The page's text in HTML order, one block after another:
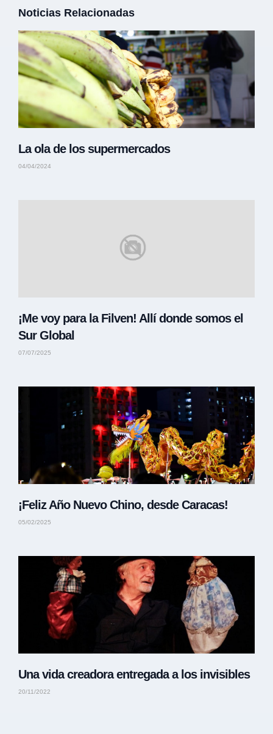
Noticias Relacionadas
La ola de los supermercados
04/04/2024
¡Me voy para la Filven! Allí donde somos el
Sur Global
07/07/2025
¡Feliz Año Nuevo Chino, desde Caracas!
05/02/2025
Una vida creadora entregada a los invisibles
20/11/2022